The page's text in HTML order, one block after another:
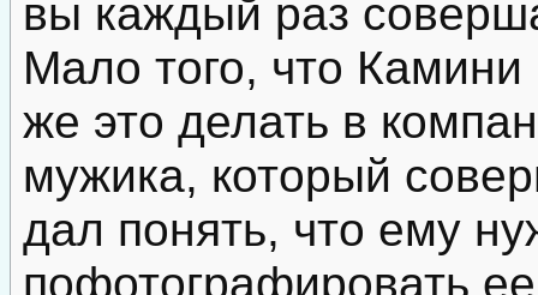
вы каждый раз
Мало того, что Камини
же это делать в
мужика, который
дал понять, что ему
пофотографировать